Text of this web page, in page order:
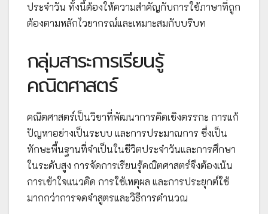
ประจำวัน ทั้งนี้ต้องให้ความสำคัญกับการใช้ภาษาที่ถูก
ต้องตามหลักไวยากรณ์และเหมาะสมกับบริบท
กลุ่มสาระการเรียนรู้
คณิตศาสตร์
คณิตศาสตร์เป็นวิชาที่พัฒนาการคิดเชิงตรรกะ การแก้
ปัญหาอย่างเป็นระบบ และการประมาณการ ซึ่งเป็น
ทักษะพื้นฐานที่จำเป็นในชีวิตประจำวันและการศึกษา
ในระดับสูง การจัดการเรียนรู้คณิตศาสตร์จึงต้องเน้น
การเข้าใจแนวคิด การใช้เหตุผล และการประยุกต์ใช้
มากกว่าการจดจำสูตรและวิธีการคำนวณ